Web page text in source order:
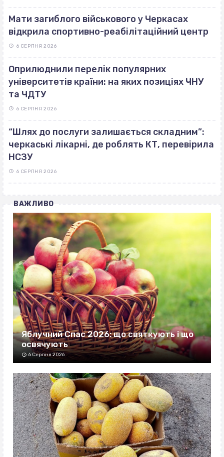
Мати загиблого військового у Черкасах
відкрила спортивно-реабілітаційний центр
6 СЕРПНЯ 2026
Оприлюднили перелік популярних
університетів країни: на яких позиціях ЧНУ
та ЧДТУ
6 СЕРПНЯ 2026
“Шлях до послуги залишається складним”:
черкаські лікарні, де роблять КТ, перевірила
НСЗУ
6 СЕРПНЯ 2026
ВАЖЛИВО
Яблучний Спас 2026: що святкують і що
освячують
6 Серпня 2026